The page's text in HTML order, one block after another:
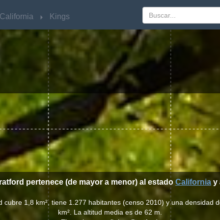
California Kings
pertenece (de mayor a menor) al estado California y
cubre 1,8 km², tiene 1.277 habitantes (censo 2010) y una densidad
km². La altitud media es de 62 m.
California Kings